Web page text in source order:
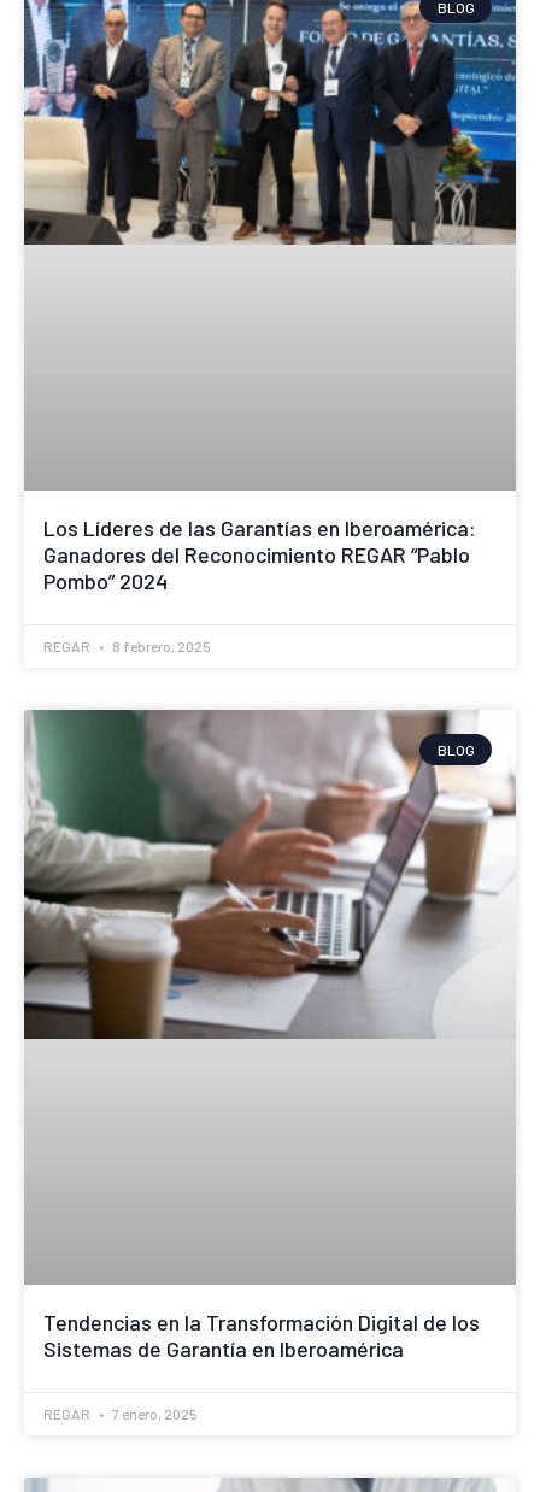
BLOG
Los Líderes de las Garantías en Iberoamérica:
Ganadores del Reconocimiento REGAR “Pablo
Pombo” 2024
REGAR 8 febrero, 2025
BLOG
Tendencias en la Transformación Digital de los
Sistemas de Garantía en Iberoamérica
REGAR 7 enero, 2025